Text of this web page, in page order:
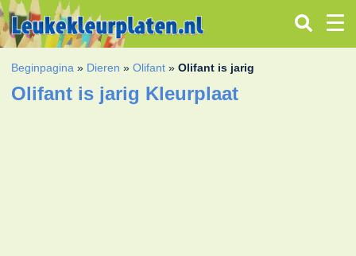
Beginpagina » Dieren »Olifant »Olifant is jarig
Olifant is jarig Kleurplaat